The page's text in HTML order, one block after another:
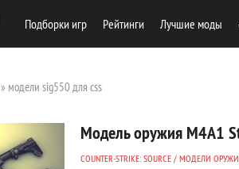
Подборки игр Рейтинги Лучшие моды
» модели sig550 для css
Модель оружия M4A1
COUNTER-STRIKE: SOURCE / МОДЕЛИ